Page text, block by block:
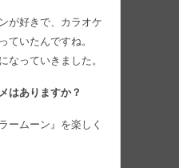
が好きで、カラオケ
ていたんですね。
なっていきました。
はありますか？
ームーン』を楽しく